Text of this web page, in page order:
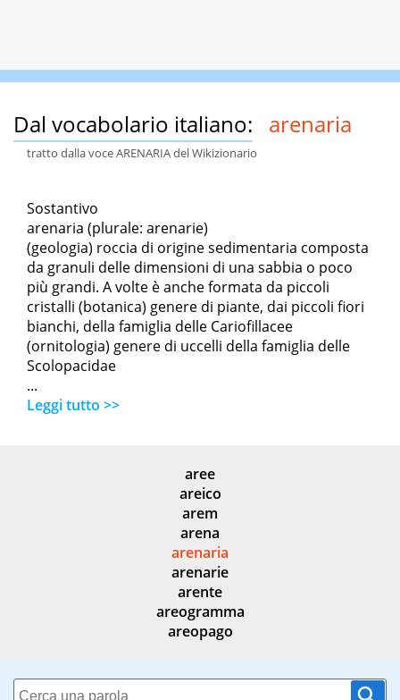
Dal vocabolario italiano: arenaria
tratto dalla voce ARENARIA del Wikizionario
Sostantivo
arenaria (plurale: arenarie)
(geologia) roccia di origine sedimentaria composta
da granuli delle dimensioni di una sabbia o poco
più grandi. A volte è anche formata da piccoli
cristalli (botanica) genere di piante, dai piccoli fiori
bianchi, della famiglia delle Cariofillacee
(ornitologia) genere di uccelli della famiglia delle
Scolopacidae
...
Leggi tutto >>
aree
areico
arem
arena
arenaria
arenarie
arente
areogramma
areopago